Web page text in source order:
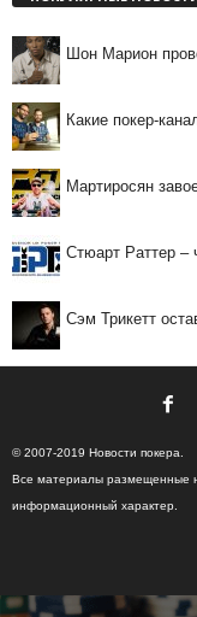
Шон Марион
Какие покер-
Мартиросян
Стюарт Раттер –
Сэм Трикетт
© 2007-2019 Новости покера.
Все материалы размещенные
информационный характер.